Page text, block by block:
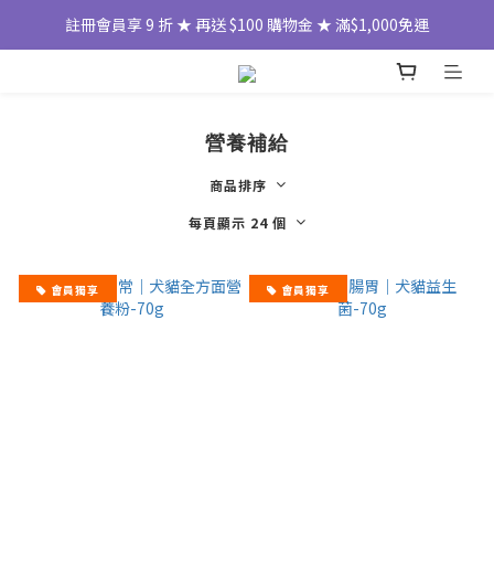
註冊會員享 9 折 ★ 再送 $100 購物金 ★ 滿$1,000免運
營養補給
商品排序
每頁顯示 24 個
會員獨享 會員獨享